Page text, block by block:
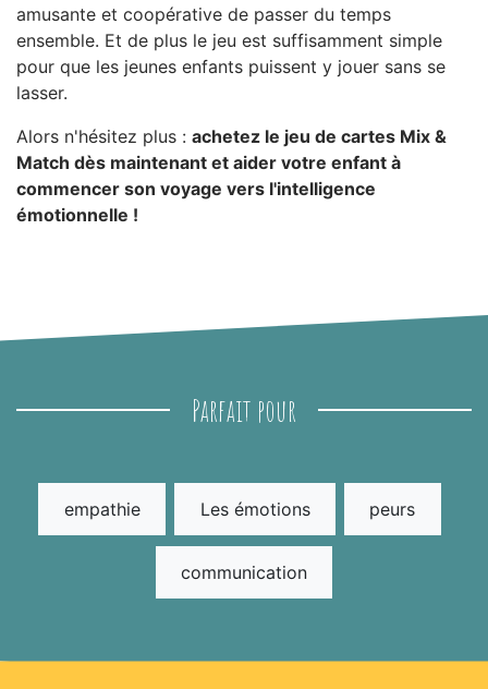
amusante et coopérative de passer du temps
ensemble. Et de plus le jeu est suffisamment simple
pour que les jeunes enfants puissent y jouer sans se
lasser.
Alors n'hésitez plus : achetez le jeu de cartes Mix &
Match dès maintenant et aider votre enfant à
commencer son voyage vers l'intelligence
émotionnelle !
Parfait pour
empathie Les émotions peurs
communication